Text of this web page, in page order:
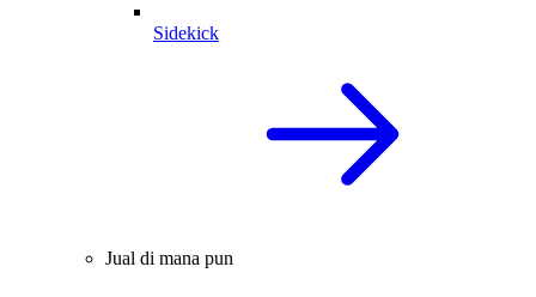
Sidekick
Jual di mana pun